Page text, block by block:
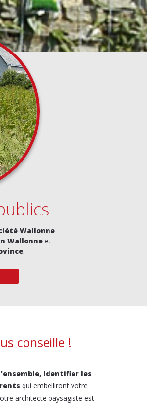
Wallonne
Wallonne et
.
conseille !
identifier les
qui embelliront votre
architecte paysagiste est